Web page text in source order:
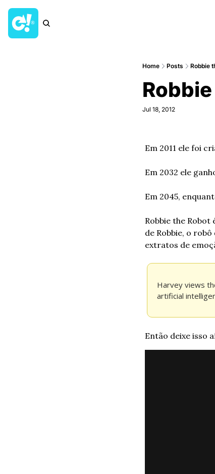
Home Posts Robbie
Jul 18, 2012
Em 2011 ele foi
Em 2032 ele
Em 2045,
Robbie the
de Robbie, o
extratos de
Harvey views
artificial
Então deixe isso